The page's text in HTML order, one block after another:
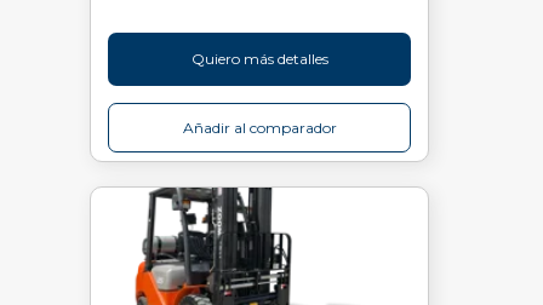
Quiero más detalles
Añadir al comparador